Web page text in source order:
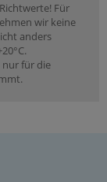
Für
wir keine
anders
nur für die